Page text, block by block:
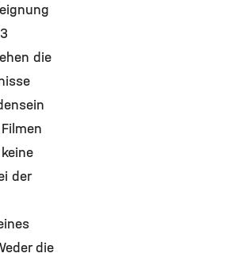
die
der
die